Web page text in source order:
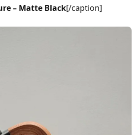
– Matte Black[/caption]